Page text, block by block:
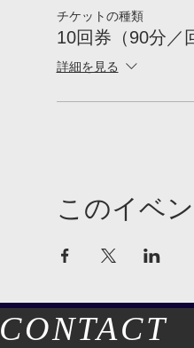
チケットの種類
10回券（90分／
詳細を見る
このイベ
CONTACT